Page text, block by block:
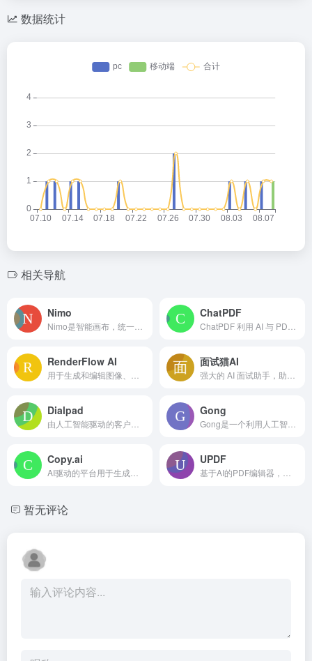
数据统计
相关导航
Nimo ChatPDF
RenderFlow AI 面试猫AI
Dialpad Gong
Copy.ai UPDF
暂无评论